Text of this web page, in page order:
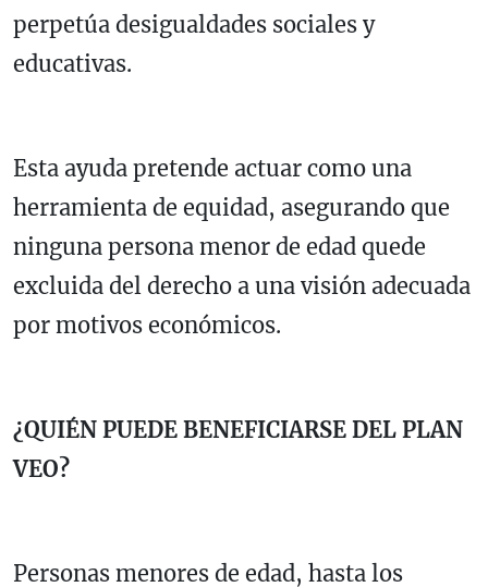
perpetúa desigualdades sociales y
educativas.
Esta ayuda pretende actuar como una
herramienta de equidad, asegurando que
ninguna persona menor de edad quede
excluida del derecho a una visión adecuada
por motivos económicos.
¿QUIÉN PUEDE BENEFICIARSE DEL PLAN
VEO?
Personas menores de edad, hasta los